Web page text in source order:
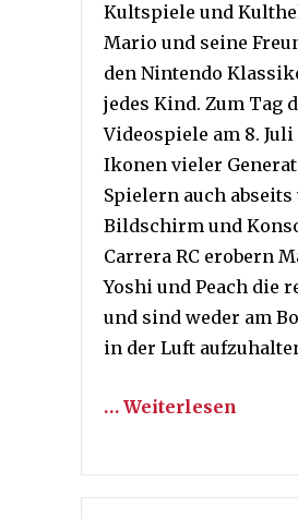
Kultspiele und
Mario und seine
den Nintendo
jedes Kind. Zum Tag
Videospiele am 8.
Ikonen vieler
Spielern auch abseits
Bildschirm und
Carrera RC erobern
Yoshi und Peach die
und sind weder am
in der Luft
… Weiterlesen